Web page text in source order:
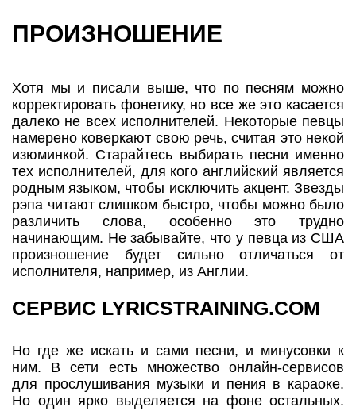
ПРОИЗНОШЕНИЕ
Хотя мы и писали выше, что по песням можно
корректировать фонетику, но все же это касается
далеко не всех исполнителей. Некоторые певцы
намерено коверкают свою речь, считая это некой
изюминкой. Старайтесь выбирать песни именно
тех исполнителей, для кого английский является
родным языком, чтобы исключить акцент. Звезды
рэпа читают слишком быстро, чтобы можно было
различить слова, особенно это трудно
начинающим. Не забывайте, что у певца из США
произношение будет сильно отличаться от
исполнителя, например, из Англии.
СЕРВИС LYRICSTRAINING.COM
Но где же искать и сами песни, и минусовки к
ним. В сети есть множество онлайн-сервисов
для прослушивания музыки и пения в караоке.
Но один ярко выделяется на фоне остальных.